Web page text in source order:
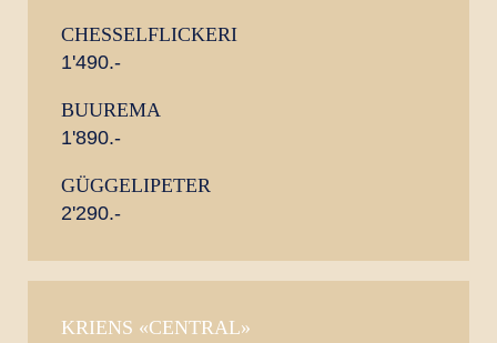
CHESSELFLICKERI
1'490.-
BUUREMA
1'890.-
GÜGGELIPETER
2'290.-
KRIENS «CENTRAL»